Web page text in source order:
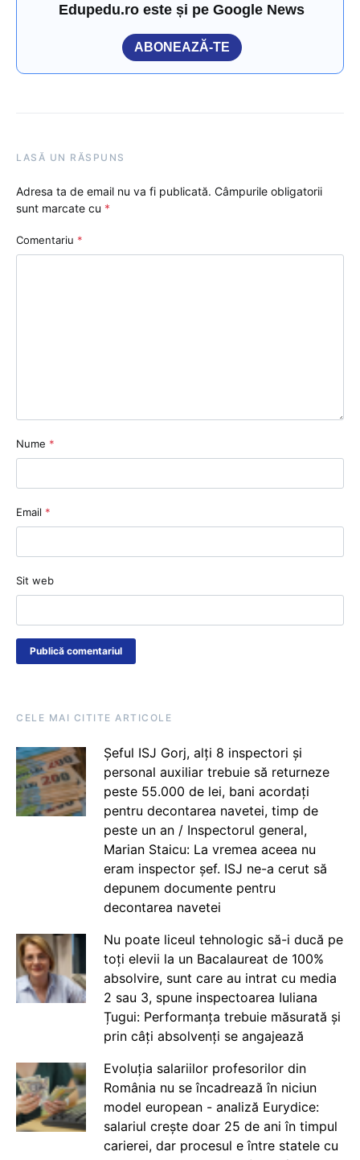
Edupedu.ro este și pe Google News
ABONEAZĂ-TE
LASĂ UN RĂSPUNS
Adresa ta de email nu va fi publicată. Câmpurile obligatorii
sunt marcate cu *
Comentariu *
Nume *
Email *
Sit web
CELE MAI CITITE ARTICOLE
Șeful ISJ Gorj, alți 8 inspectori și
personal auxiliar trebuie să returneze
peste 55.000 de lei, bani acordați
pentru decontarea navetei, timp de
peste un an / Inspectorul general,
Marian Staicu: La vremea aceea nu
eram inspector șef. ISJ ne-a cerut să
depunem documente pentru
decontarea navetei
Nu poate liceul tehnologic să-i ducă pe
toți elevii la un Bacalaureat de 100%
absolvire, sunt care au intrat cu media
2 sau 3, spune inspectoarea Iuliana
Țugui: Performanța trebuie măsurată și
prin câți absolvenți se angajează
Evoluția salariilor profesorilor din
România nu se încadrează în niciun
model european - analiză Eurydice:
salariul crește doar 25 de ani în timpul
carierei, dar procesul e între statele cu